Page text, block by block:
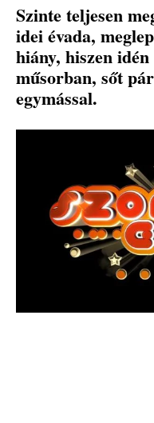
Szinte teljesen
idei évada,
hiány, hiszen
műsorban, sőt
egymással.